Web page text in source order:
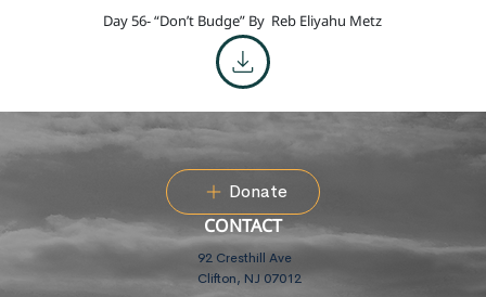
Day 56- “Don’t Budge” By Reb Eliyahu Metz
Donate
CONTACT
92 Cresthill Ave
Clifton, NJ 07012